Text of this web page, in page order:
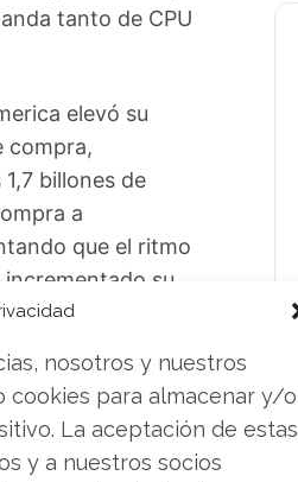
nosotros y nuestros
cookies para almacenar y/o
La aceptación de estas
y a nuestros socios
tanto de CPU
elevó su
compra,
billones de
a
que el ritmo
su
para AMD:
análisis de AMD -